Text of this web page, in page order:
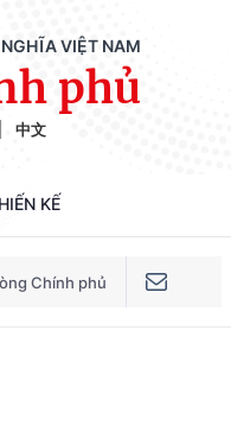
VIỆT NAM
phủ
中文
KẾ
Chính phủ